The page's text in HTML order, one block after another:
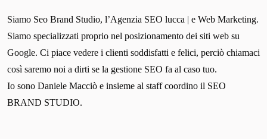
Siamo Seo Brand Studio, l’Agenzia SEO lucca | e Web Marketing.
Siamo specializzati proprio nel posizionamento dei siti web su
Google. Ci piace vedere i clienti soddisfatti e felici, perciò chiamaci
così saremo noi a dirti se la gestione SEO fa al caso tuo.
Io sono Daniele Macciò e insieme al staff coordino il SEO
BRAND STUDIO.